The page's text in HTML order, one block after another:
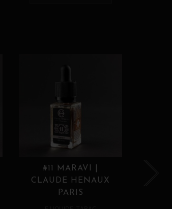
#11 MARAVI |
CLAUDE HENAUX
PARIS